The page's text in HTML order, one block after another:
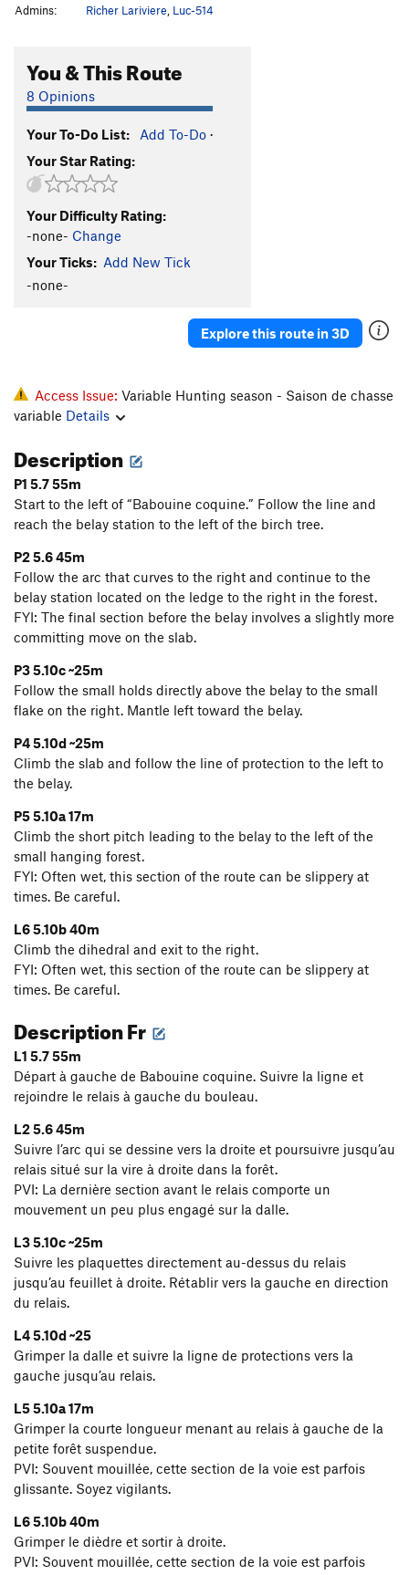
Admins:
Richer Lariviere Luc-514
You & This Route
8 Opinions
Your To-Do List: Add To-Do ·
Your Star Rating:
Your Difficulty Rating:
-none- Change
Your Ticks: Add New Tick
-none-
Explore this route in 3D
Access Issue: Variable Hunting season - Saison de chasse
variable Details
Description
P1 5.7 55m
Start to the left of “Babouine coquine.” Follow the line and
reach the belay station to the left of the birch tree.
P2 5.6 45m
Follow the arc that curves to the right and continue to the
belay station located on the ledge to the right in the forest.
FYI: The final section before the belay involves a slightly more
committing move on the slab.
P3 5.10c ~25m
Follow the small holds directly above the belay to the small
flake on the right. Mantle left toward the belay.
P4 5.10d ~25m
Climb the slab and follow the line of protection to the left to
the belay.
P5 5.10a 17m
Climb the short pitch leading to the belay to the left of the
small hanging forest.
FYI: Often wet, this section of the route can be slippery at
times. Be careful.
L6 5.10b 40m
Climb the dihedral and exit to the right.
FYI: Often wet, this section of the route can be slippery at
times. Be careful.
Description Fr
L1 5.7 55m
Départ à gauche de Babouine coquine. Suivre la ligne et
rejoindre le relais à gauche du bouleau.
L2 5.6 45m
Suivre l’arc qui se dessine vers la droite et poursuivre jusqu’au
relais situé sur la vire à droite dans la forêt.
PVI: La dernière section avant le relais comporte un
mouvement un peu plus engagé sur la dalle.
L3 5.10c ~25m
Suivre les plaquettes directement au-dessus du relais
jusqu’au feuillet à droite. Rétablir vers la gauche en direction
du relais.
L4 5.10d ~25
Grimper la dalle et suivre la ligne de protections vers la
gauche jusqu’au relais.
L5 5.10a 17m
Grimper la courte longueur menant au relais à gauche de la
petite forêt suspendue.
PVI: Souvent mouillée, cette section de la voie est parfois
glissante. Soyez vigilants.
L6 5.10b 40m
Grimper le dièdre et sortir à droite.
PVI: Souvent mouillée, cette section de la voie est parfois